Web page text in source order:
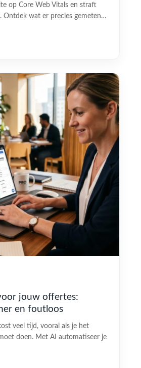
op Core Web Vitals en straft
Ontdek wat er precies gemeten…
jouw offertes:
en foutloos
veel tijd, vooral als je het
doen. Met AI automatiseer je